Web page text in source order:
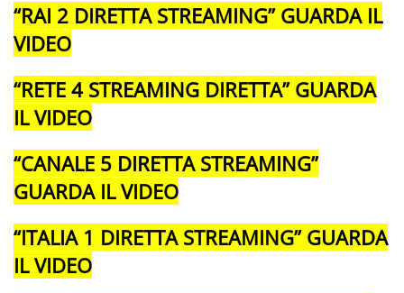
“RAI 2 DIRETTA STREAMING” GUARDA IL
VIDEO
“RETE 4 STREAMING DIRETTA” GUARDA
IL VIDEO
“CANALE 5 DIRETTA STREAMING”
GUARDA IL VIDEO
“ITALIA 1 DIRETTA STREAMING” GUARDA
IL VIDEO